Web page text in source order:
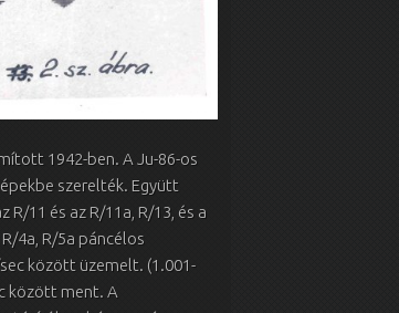
1942-ben. A Ju-86-os
szerelték. Együtt
11 és az R/11a, R/13, és a
4a, R/5a páncélos
között üzemelt. (1.001-
között ment. A